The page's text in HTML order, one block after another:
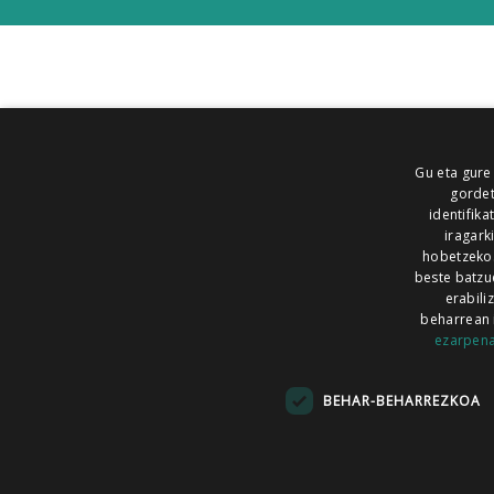
ALEA
MAILOPE NOAUA
Gu eta
hobetzeko.
beste
beharrean
BEHAR-BEHARREZKOA